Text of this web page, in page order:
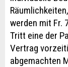
werden mit Fr.
Tritt eine der
Vertrag
abgemachten